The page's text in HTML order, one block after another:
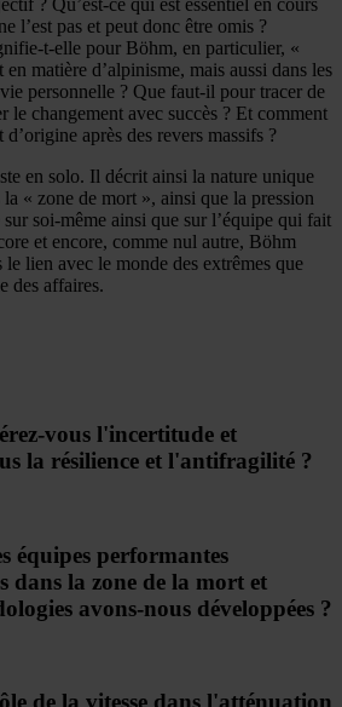
l’est pas et peut donc être omis ?
t-elle pour Böhm, en particulier, «
matière d’alpinisme, mais aussi dans les
personnelle ? Que faut-il pour tracer de
le changement avec succès ? Et comment
d’origine après des revers massifs ?
en solo. Il décrit ainsi la nature unique
« zone de mort », ainsi que la pression
sur soi-même ainsi que sur l’équipe qui fait
et encore, comme nul autre, Böhm
lien avec le monde des extrêmes que
des affaires.
vous l'incertitude et
la résilience et l'antifragilité ?
équipes performantes
dans la zone de la mort et
avons-nous développées ?
de la vitesse dans l'atténuation